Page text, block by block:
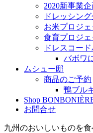
2020新事業
ドレッシン
お米プロジェ
食育プロジェ
ドレスコー
バボワ
ムシュー邸
商品のご予約
鴨ブル
Shop
お問合せ
九州のおいしいものを食